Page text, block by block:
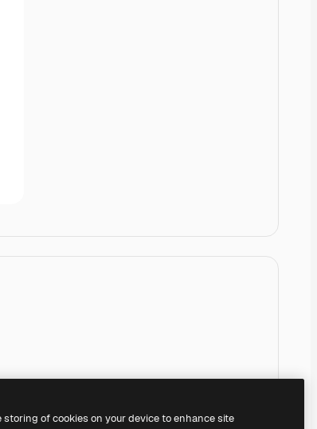
of cookies on your device to enhance site